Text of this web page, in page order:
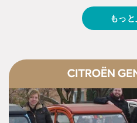
もっ